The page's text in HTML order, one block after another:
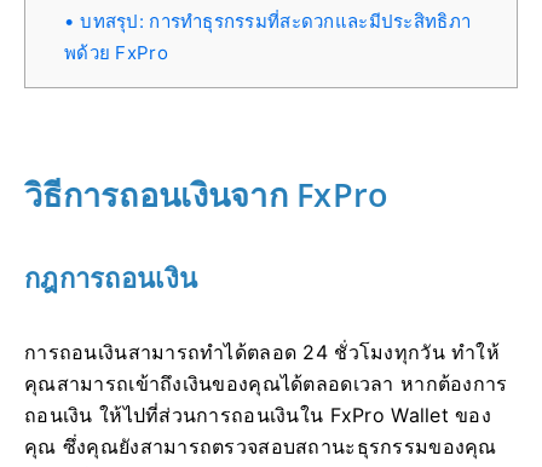
บทสรุป: การทำธุรกรรมที่สะดวกและมีประสิทธิภา
พด้วย FxPro
วิธีการถอนเงินจาก FxPro
กฎการถอนเงิน
การถอนเงินสามารถทำได้ตลอด 24 ชั่วโมงทุกวัน ทำให้
คุณสามารถเข้าถึงเงินของคุณได้ตลอดเวลา หากต้องการ
ถอนเงิน ให้ไปที่ส่วนการถอนเงินใน FxPro Wallet ของ
คุณ ซึ่งคุณยังสามารถตรวจสอบสถานะธุรกรรมของคุณ